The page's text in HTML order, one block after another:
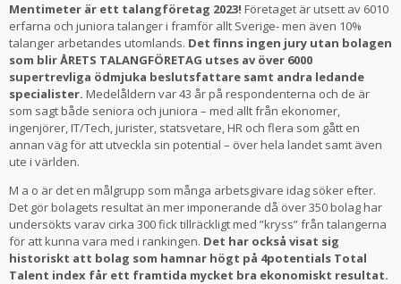
Mentimeter är ett talangföretag 2023! Företaget är utsett av 6010
erfarna och juniora talanger i framför allt Sverige- men även 10%
talanger arbetandes utomlands. Det finns ingen jury utan bolagen
som blir ÅRETS TALANGFÖRETAG utses av över 6000
supertrevliga ödmjuka beslutsfattare samt andra ledande
specialister. Medelåldern var 43 år på respondenterna och de är
som sagt både seniora och juniora – med allt från ekonomer,
ingenjörer, IT/Tech, jurister, statsvetare, HR och flera som gått en
annan väg för att utveckla sin potential – över hela landet samt även
ute i världen.
M a o är det en målgrupp som många arbetsgivare idag söker efter.
Det gör bolagets resultat än mer imponerande då över 350 bolag har
undersökts varav cirka 300 fick tillräckligt med ”kryss” från talangerna
för att kunna vara med i rankingen. Det har också visat sig
historiskt att bolag som hamnar högt på 4potentials Total
Talent index får ett framtida mycket bra ekonomiskt resultat.